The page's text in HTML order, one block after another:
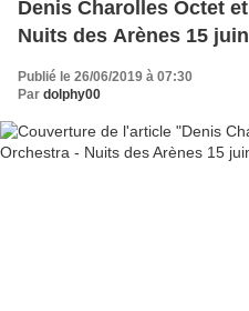
Denis Charolles Octet
Nuits des Arènes 15
Publié le 26/06/2019 à 07:30
Par dolphy00